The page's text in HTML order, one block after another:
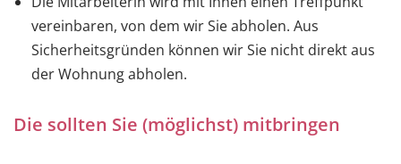
vereinbaren, von dem wir Sie abholen. Aus
Sicherheitsgründen können wir Sie nicht direkt aus
der Wohnung abholen.
Die sollten Sie (möglichst) mitbringen